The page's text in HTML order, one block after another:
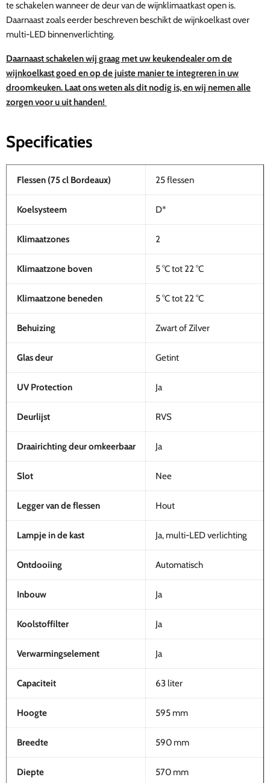
te schakelen wanneer de deur van de wijnklimaatkast open is.
Daarnaast zoals eerder beschreven beschikt de wijnkoelkast over
multi-LED binnenverlichting.
Daarnaast schakelen wij graag met uw keukendealer om de
wijnkoelkast goed en op de juiste manier te integreren in uw
droomkeuken. Laat ons weten als dit nodig is, en wij nemen alle
zorgen voor u uit handen!
Specificaties
Flessen (75 cl Bordeaux) 25 flessen
Koelsysteem D*
Klimaatzones 2
Klimaatzone boven 5 °C tot 22 °C
Klimaatzone beneden 5 °C tot 22 °C
Behuizing Zwart of Zilver
Glas deur Getint
UV Protection Ja
Deurlijst RVS
Draairichting deur omkeerbaar Ja
Slot Nee
Legger van de flessen Hout
Lampje in de kast Ja, multi-LED verlichting
Ontdooiing Automatisch
Inbouw Ja
Koolstoffilter Ja
Verwarmingselement Ja
Capaciteit 63 liter
Hoogte 595 mm
Breedte 590 mm
Diepte 570 mm